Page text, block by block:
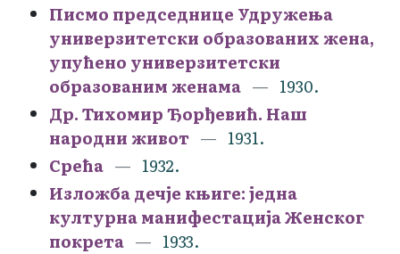
Писмо председнице Удружења
универзитетски образованих жена,
упућено универзитетски
образованим женама
1930.
Др. Тихомир Ђорђевић. Наш
народни живот
1931.
Срећа
1932.
Изложба дечје књиге: једна
културна манифестација Женског
покрета
1933.